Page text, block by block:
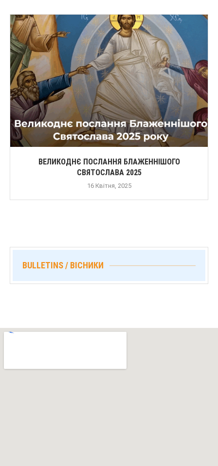
ВЕЛИКОДНЄ ПОСЛАННЯ БЛАЖЕННІШОГО
СВЯТОСЛАВА 2025
16 Квітня, 2025
BULLETINS / ВІСНИКИ